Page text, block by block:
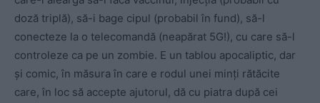
doză triplă), să-i bage cipul (probabil în fund), să-l
conecteze la o telecomandă (neapărat 5G!), cu care să-l
controleze ca pe un zombie. E un tablou apocaliptic, dar
și comic, în măsura în care e rodul unei minți rătăcite
care, în loc să accepte ajutorul, dă cu piatra după cei